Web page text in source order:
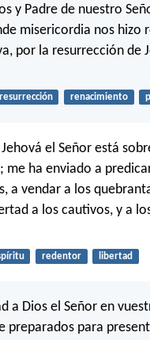
y Padre de nuestro
misericordia nos hizo
por la resurrección de
resurrección renacimiento
el Señor está
me ha enviado a
a vendar a los
a los cautivos, y a
redentor libertad
a Dios el Señor en
preparados para